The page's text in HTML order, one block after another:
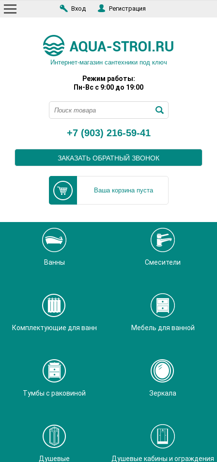
Вход Регистрация
Интернет-магазин сантехники под ключ
Режим работы:
Пн-Вс с 9:00 до 19:00
+7 (903) 216-59-41
ЗАКАЗАТЬ ОБРАТНЫЙ ЗВОНОК
Ваша корзина пуста
Ванны Смесители
Комплектующие для ванн Мебель для ванной
Тумбы с раковиной Зеркала
Душевые
Душевые кабины и ограждения